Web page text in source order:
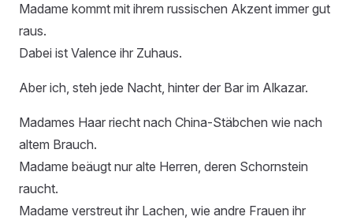
Madame kommt mit ihrem russischen Akzent immer gut
raus.
Dabei ist Valence ihr Zuhaus.
Aber ich, steh jede Nacht, hinter der Bar im Alkazar.
Madames Haar riecht nach China-Stäbchen wie nach
altem Brauch.
Madame beäugt nur alte Herren, deren Schornstein
raucht.
Madame verstreut ihr Lachen, wie andre Frauen ihr